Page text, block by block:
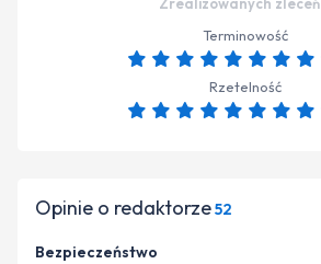
Terminowość
Rzetelność
Opinie o redaktorze52
Bezpieczeństwo